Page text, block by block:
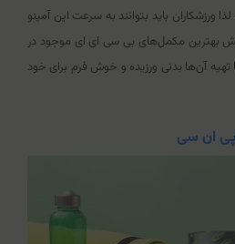
ورزشکاران باید بتوانند به سرعت این آمینو
بهترین مکمل‌های بی سی ای ای موجود در
تهیه آن‌ها بدنی ورزیده و خوش فرم برای خود